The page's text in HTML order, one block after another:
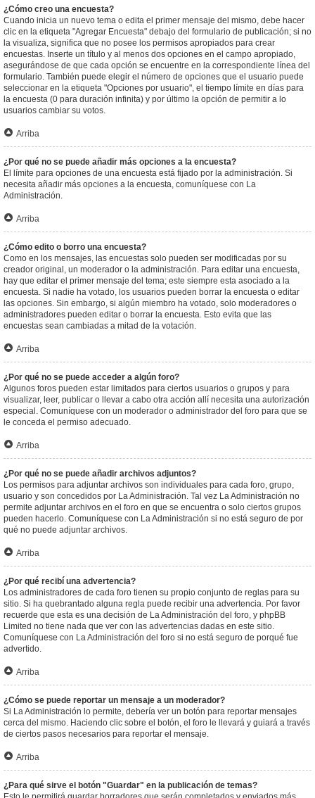
¿Cómo creo una encuesta?
Cuando inicia un nuevo tema o edita el primer mensaje del mismo, debe hacer
clic en la etiqueta "Agregar Encuesta" debajo del formulario de publicación; si no
la visualiza, significa que no posee los permisos apropiados para crear
encuestas. Inserte un título y al menos dos opciones en el campo apropiado,
asegurándose de que cada opción se encuentre en la correspondiente línea del
formulario. También puede elegir el número de opciones que el usuario puede
seleccionar en la etiqueta "Opciones por usuario", el tiempo límite en días para
la encuesta (0 para duración infinita) y por último la opción de permitir a lo
usuarios cambiar su votos.
Arriba
¿Por qué no se puede añadir más opciones a la encuesta?
El límite para opciones de una encuesta está fijado por la administración. Si
necesita añadir más opciones a la encuesta, comuníquese con La
Administración.
Arriba
¿Cómo edito o borro una encuesta?
Como en los mensajes, las encuestas solo pueden ser modificadas por su
creador original, un moderador o la administración. Para editar una encuesta,
hay que editar el primer mensaje del tema; este siempre esta asociado a la
encuesta. Si nadie ha votado, los usuarios pueden borrar la encuesta o editar
las opciones. Sin embargo, si algún miembro ha votado, solo moderadores o
administradores pueden editar o borrar la encuesta. Esto evita que las
encuestas sean cambiadas a mitad de la votación.
Arriba
¿Por qué no se puede acceder a algún foro?
Algunos foros pueden estar limitados para ciertos usuarios o grupos y para
visualizar, leer, publicar o llevar a cabo otra acción allí necesita una autorización
especial. Comuníquese con un moderador o administrador del foro para que se
le conceda el permiso adecuado.
Arriba
¿Por qué no se puede añadir archivos adjuntos?
Los permisos para adjuntar archivos son individuales para cada foro, grupo,
usuario y son concedidos por La Administración. Tal vez La Administración no
permite adjuntar archivos en el foro en que se encuentra o solo ciertos grupos
pueden hacerlo. Comuníquese con La Administración si no está seguro de por
qué no puede adjuntar archivos.
Arriba
¿Por qué recibí una advertencia?
Los administradores de cada foro tienen su propio conjunto de reglas para su
sitio. Si ha quebrantado alguna regla puede recibir una advertencia. Por favor
recuerde que esta es una decisión de La Administración del foro, y phpBB
Limited no tiene nada que ver con las advertencias dadas en este sitio.
Comuníquese con La Administración del foro si no está seguro de porqué fue
advertido.
Arriba
¿Cómo se puede reportar un mensaje a un moderador?
Si La Administración lo permite, debería ver un botón para reportar mensajes
cerca del mismo. Haciendo clic sobre el botón, el foro le llevará y guiará a través
de ciertos pasos necesarios para reportar el mensaje.
Arriba
¿Para qué sirve el botón "Guardar" en la publicación de temas?